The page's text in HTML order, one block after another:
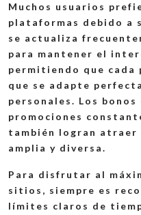
Muchos usuarios
plataformas debido a
se actualiza
para mantener el
permitiendo que cada
que se adapte
personales. Los
promociones
también logran atraer
amplia y diversa.
Para disfrutar al
sitios, siempre es
límites claros de